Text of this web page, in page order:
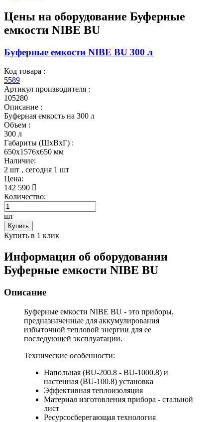
Цены на оборудование Буферные
емкости NIBE BU
Буферные емкости NIBE BU 300 л
Код товара :
5589
Артикул производителя :
105280
Описание :
Буферная емкость на 300 л
Объем :
300 л
Габариты (ШxВxГ) :
650x1576x650 мм
Наличие:
2 шт , сегодня 1 шт
Цена:
142 590
Количество:
шт
Купить
Купить в 1 клик
Информация об оборудовании
Буферные емкости NIBE BU
Описание
Буферные емкости NIBE BU - это приборы,
предназначенные для аккумулирования
избыточной тепловой энергии для ее
последующей эксплуатации.
Технические особенности:
Напольная (BU-200.8 - BU-1000.8) и
настенная (BU-100.8) установка
Эффективная теплоизоляция
Материал изготовления прибора - стальной
лист
Ресурсосберегающая технология